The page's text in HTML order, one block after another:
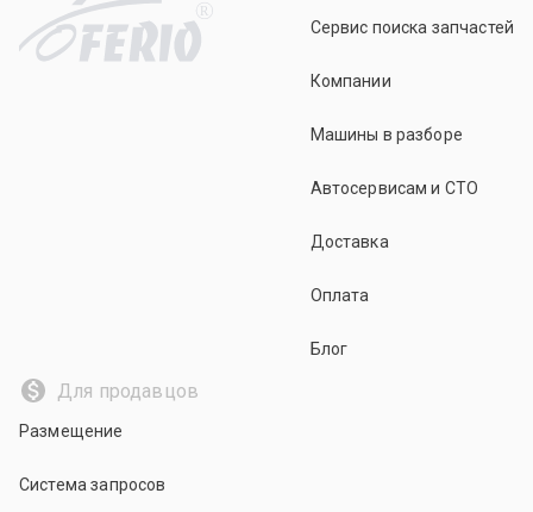
R
Сервис поиска запчастей
Компании
Машины в разборе
Автосервисам и СТО
Доставка
Оплата
Блог
Для продавцов
Размещение
Система запросов